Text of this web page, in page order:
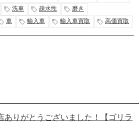
洗車 疎水性
磨き
車 輸入車 輸入車買取 高価買取
ありがとうございました！【ゴリラ